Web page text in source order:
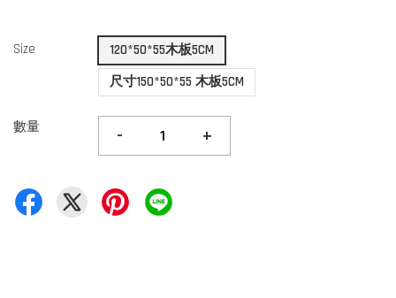
Size
120*50*55木板5CM
尺寸150*50*55 木板5CM
數量 - +